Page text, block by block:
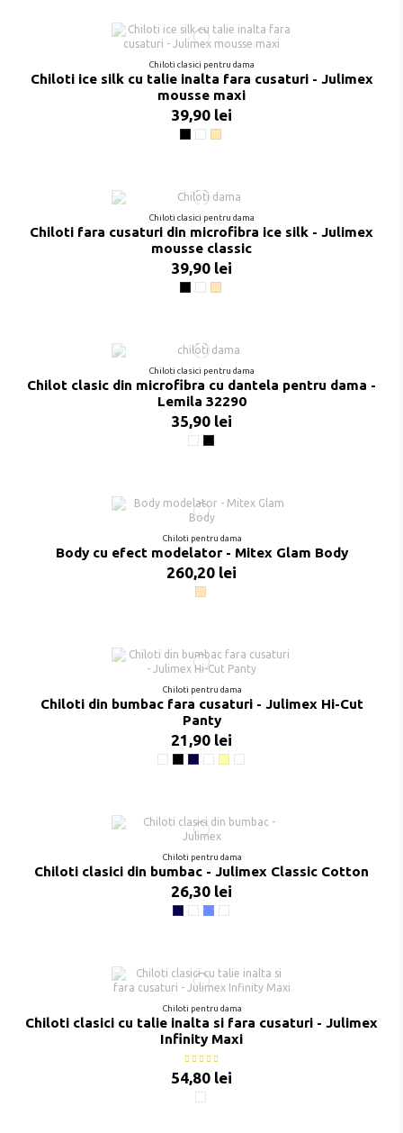
Chiloti clasici pentru dama
Chiloti ice silk cu talie inalta fara cusaturi - Julimex
mousse maxi
39,90 lei
NegruRoz Boutique
Bej
Chiloti clasici pentru dama
Chiloti fara cusaturi din microfibra ice silk - Julimex
mousse classic
39,90 lei
NegruRoz Boutique
Bej
Chiloti clasici pentru dama
Chilot clasic din microfibra cu dantela pentru dama -
Lemila 32290
35,90 lei
AlbNegru
Chiloti pentru dama
Body cu efect modelator - Mitex Glam Body
260,20 lei
Bej
Chiloti pentru dama
Chiloti din bumbac fara cusaturi - Julimex Hi-Cut
Panty
21,90 lei
AlbNegruBleumarin
Gri melanj
CremBleu
Chiloti pentru dama
Chiloti clasici din bumbac - Julimex Classic Cotton
26,30 lei
Bleumarin
Gri melanj
JeansBej Melange
Chiloti pentru dama
Chiloti clasici cu talie inalta si fara cusaturi - Julimex
Infinity Maxi
54,80 lei
Nude